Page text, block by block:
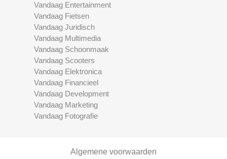
Vandaag Entertainment
Vandaag Fietsen
Vandaag Juridisch
Vandaag Multimedia
Vandaag Schoonmaak
Vandaag Scooters
Vandaag Elektronica
Vandaag Financieel
Vandaag Development
Vandaag Marketing
Vandaag Fotografie
Algemene voorwaarden